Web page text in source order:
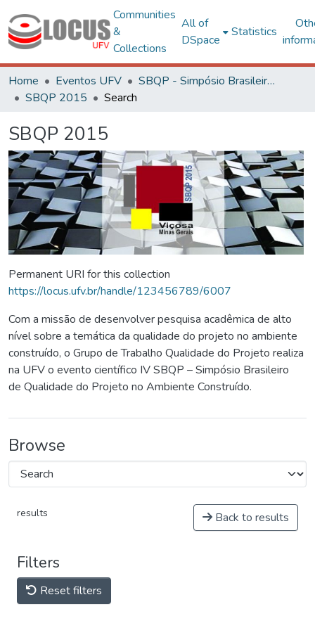
Communities
&
Collections
All of
DSpace
Statistics
Home Eventos UFV
SBQP - Simpósio Brasileiro de Qualidade do Projeto no Ambiente Construído
SBQP 2015
Search
SBQP 2015
Permanent URI for this collection
https://locus.ufv.br/handle/123456789/6007
Com a missão de desenvolver pesquisa acadêmica de alto
nível sobre a temática da qualidade do projeto no ambiente
construído, o Grupo de Trabalho Qualidade do Projeto realiza
na UFV o evento científico IV SBQP – Simpósio Brasileiro
de Qualidade do Projeto no Ambiente Construído.
Browse
results Back to results
Filters
Reset filters